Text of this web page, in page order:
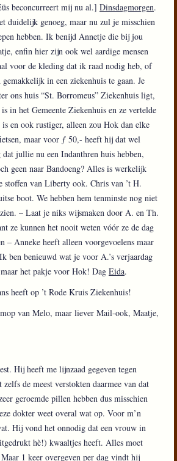
beconcurreert mij nu al.] Dinsdagmorgen.
duidelijk genoeg, maar nu zul je misschien
hebben. Ik benijd Annetje die bij jou
enfin hier zijn ook wel aardige mensen
voor de kleding dat ik raad nodig heb, of
in een ziekenhuis te gaan. Je
ons huis “St. Borromeus” Ziekenhuis ligt,
in het Gemeente Ziekenhuis en ze vertelde
en ook rustiger, alleen zou Hok dan elke
maar voor ƒ 50,- heeft hij dat wel
jullie nu een Indanthren huis hebben,
geen naar Bandoeng? Alles is werkelijk
stoffen van Liberty ook. Chris van ’t H.
boot. We hebben hem tenminste nog niet
– Laat je niks wijsmaken door A. en Th.
ze kunnen het nooit weten vóór ze de dag
– Anneke heeft alleen voorgevoelens maar
ben benieuwd wat je voor A.’s verjaardag
het pakje voor Hok! Dag Eida.
heeft op ’t Rode Kruis Ziekenhuis!
van Melo, maar liever Mail-ook, Maatje,
Hij heeft me lijnzaad gegeven tegen
de meest verstokten daarmee van dat
geroemde pillen hebben dus misschien
dokter weet overal wat op. Voor m’n
Hij vond het onnodig dat een vrouw in
hè!) kwaaltjes heeft. Alles moet
1 keer overgeven per dag vindt hij